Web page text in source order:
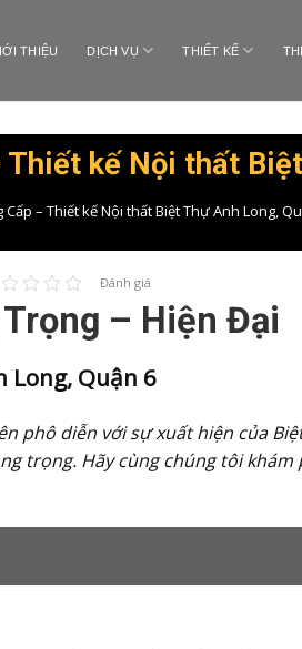
THIỆU DỊCH VỤ THIẾT KẾ
Thiết kế Nội thất
– Thiết kế Nội thất Biệt Thự Anh Long,
Đánh giá
– Hiện Đại
Long, Quận 6
phô diễn với sự xuất hiện của
trọng. Hãy cùng chúng tôi